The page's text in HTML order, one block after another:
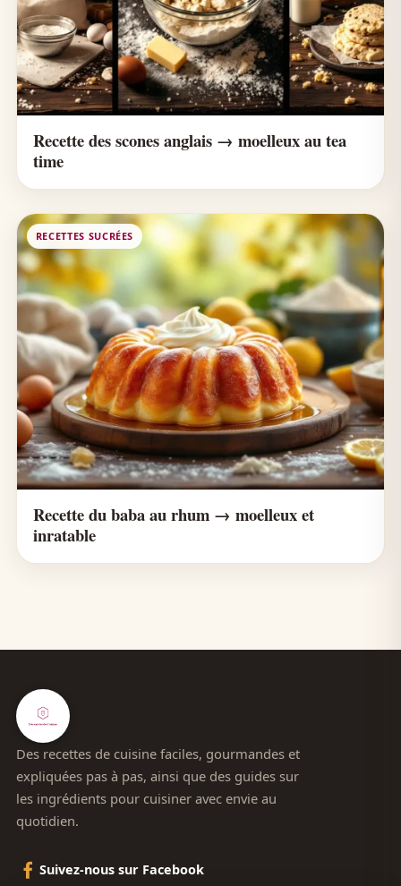
Recette des scones anglais → moelleux au tea
time
RECETTES SUCRÉES
Recette du baba au rhum → moelleux et
inratable
Des recettes de cuisine faciles, gourmandes et
expliquées pas à pas, ainsi que des guides sur
les ingrédients pour cuisiner avec envie au
quotidien.
Suivez-nous sur Facebook